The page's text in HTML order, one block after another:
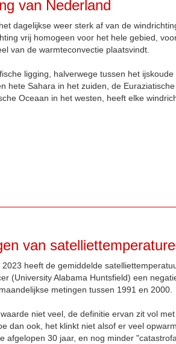
van Nederland
dagelijkse weer sterk af van de
vrij homogeen voor het hele gebied,
van de warmteconvectie plaatsvindt.
ligging, halverwege tussen het
hete Sahara in het zuiden, de
Oceaan in het westen, heeft elke
van
heeft de gemiddelde
(University Alabama Huntsfield) een
metingen tussen 1991 en 2000.
niet veel, de definitie ervan zit vol
dan ook, het klinkt niet alsof er veel
afgelopen 30 jaar, en nog minder